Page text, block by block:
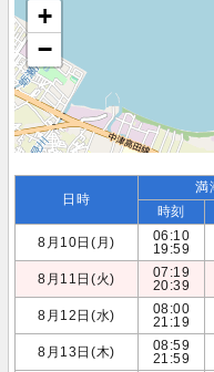
+
−
日時
満
時刻
8月10日(月)
06:10
19:59
8月11日(火)
07:19
20:39
8月12日(水)
08:00
21:19
8月13日(木)
08:59
21:59